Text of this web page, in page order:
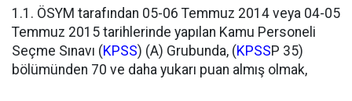
1.1. ÖSYM tarafından 05-06 Temmuz 2014 veya 04-05
Temmuz 2015 tarihlerinde yapılan Kamu Personeli
Seçme Sınavı (KPSS) (A) Grubunda, (KPSSP 35)
bölümünden 70 ve daha yukarı puan almış olmak,